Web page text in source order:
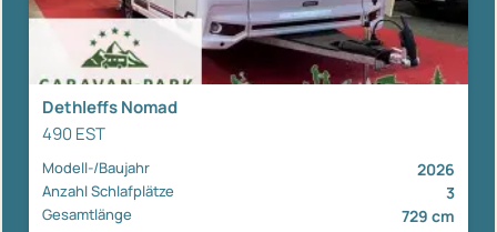
Dethleffs Nomad
490 EST
Modell-/Baujahr 2026
Anzahl Schlafplätze 3
Gesamtlänge 729 cm